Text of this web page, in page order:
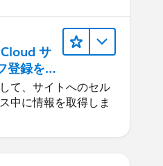
サ
登録を
て、サイトへのセル
中に情報を取得しま